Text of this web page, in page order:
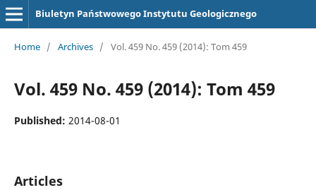
Biuletyn Państwowego Instytutu Geologicznego
Home / Archives / Vol. 459 No. 459 (2014): Tom 459
Vol. 459 No. 459 (2014): Tom 459
Published: 2014-08-01
Articles